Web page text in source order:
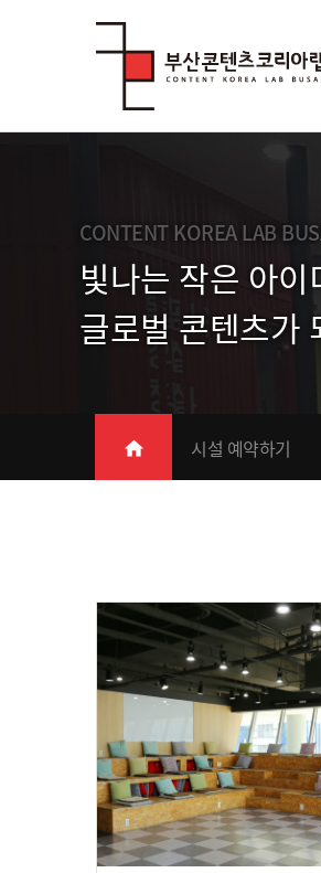
Skip Menu
CONTENT KOREA LAB
빛나는 작은 아이
글로벌 콘텐츠가
home 시설 예약하기